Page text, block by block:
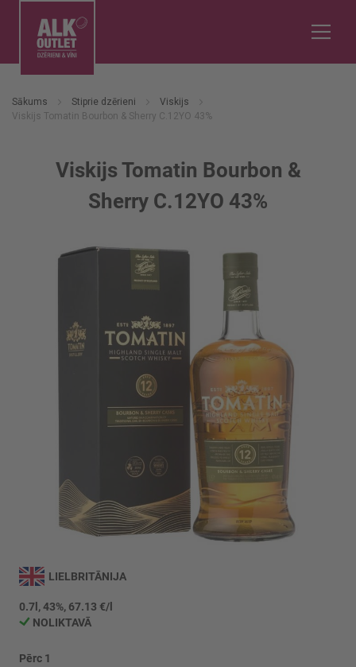
Sākums Stiprie dzērieni
Viskijs
Viskijs Tomatin Bourbon & Sherry C.12YO 43%
Viskijs Tomatin Bourbon &
Sherry C.12YO 43%
uz
galerijas
sākumu
LIELBRITĀNIJA
0.7l, 43%, 67.13 €/l
NOLIKTAVĀ
Pērc 1